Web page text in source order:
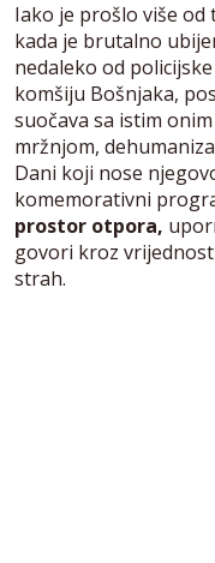
Iako je prošlo više od
kada je brutalno
nedaleko od
komšiju Bošnjaka,
suočava sa istim
mržnjom,
Dani koji nose
komemorativni
prostor otpora,
govori kroz
strah.